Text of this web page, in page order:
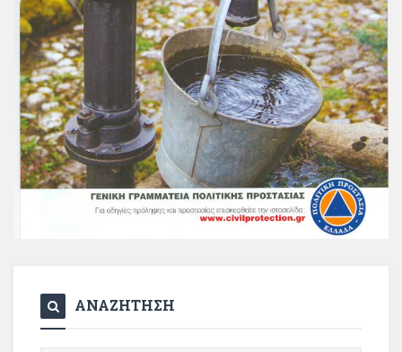
ΑΝΑΖΗΤΗΣΗ